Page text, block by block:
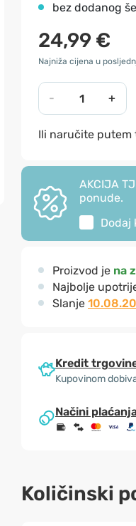
bez dodanog
24,99 €
Najniža cijena u
- +
Ili naručite putem
AKCIJA
ponude.
Dodaj
Proizvod je na
Najbolje
Slanje
Kredit
Kupovinom
Načini
Količinski